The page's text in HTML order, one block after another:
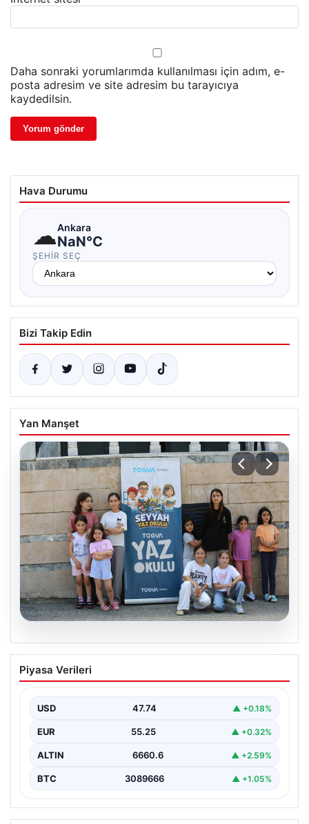
Daha sonraki yorumlarımda kullanılması için adım, e-
posta adresim ve site adresim bu tarayıcıya
kaydedilsin.
Hava Durumu
☁Ankara
NaN°C
ŞEHIR SEÇ
Bizi Takip Edin
Yan Manşet
06.08.2026
TÜGVA’dan çocuklar için meydan
şenlikleri
Piyasa Verileri
USD 47.74 ▲ +0.18%
EUR 55.25 ▲ +0.32%
ALTIN 6660.6 ▲ +2.59%
BTC 3089666 ▲ +1.05%